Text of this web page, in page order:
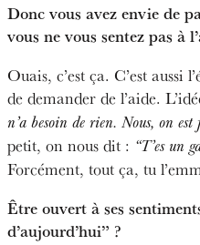
Donc vous avez envie de
vous ne vous sentez pas à
Ouais, c’est ça. C’est aussi
de demander de l’aide.
n’a besoin de rien. Nous, on est
petit, on nous dit : “T’es un
Forcément, tout ça, tu
Être ouvert à ses
d’aujourd’hui” ?